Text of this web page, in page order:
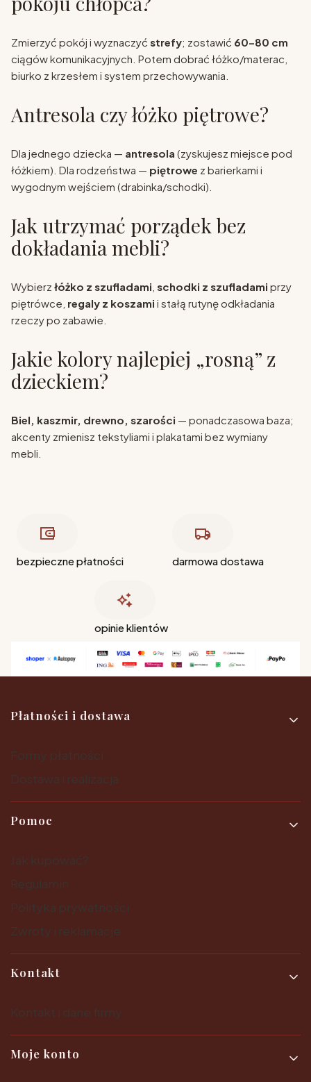
Zmierzyć pokój i wyznaczyć strefy; zostawić 60–80 cm
ciągów komunikacyjnych. Potem dobrać łóżko/materac,
biurko z krzesłem i system przechowywania.
Antresola czy łóżko piętrowe?
Dla jednego dziecka — antresola (zyskujesz miejsce pod
łóżkiem). Dla rodzeństwa — piętrowe z barierkami i
wygodnym wejściem (drabinka/schodki).
Jak utrzymać porządek bez
dokładania mebli?
Wybierz łóżko z szufladami schodki z szufladami przy
piętrówce, regaly z koszami i stałą rutynę odkładania
rzeczy po zabawie.
Jakie kolory najlepiej „rosną” z
dzieckiem?
Biel, kaszmir, drewno, szarości — ponadczasowa baza;
akcenty zmienisz tekstyliami i plakatami bez wymiany
mebli.
bezpieczne płatności darmowa dostawa
opinie klientów
Linki w stopce
Płatności i dostawa
Pomoc
Kontakt
Moje konto